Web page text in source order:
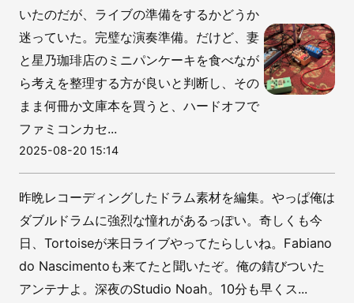
いたのだが、ライブの準備をするかどうか
迷っていた。完璧な演奏準備。だけど、妻
と星乃珈琲店のミニパンケーキを食べなが
ら考えを整理する方が良いと判断し、その
まま何冊か文庫本を買うと、ハードオフで
ファミコンカセ...
2025-08-20 15:14
昨晩レコーディングしたドラム素材を編集。やっぱ俺は
ダブルドラムに強烈な憧れがあるっぽい。奇しくも今
日、Tortoiseが来日ライブやってたらしいね。Fabiano
do Nascimentoも来てたと聞いたぞ。俺の錆びついた
アンテナよ。深夜のStudio Noah。10分も早くス...